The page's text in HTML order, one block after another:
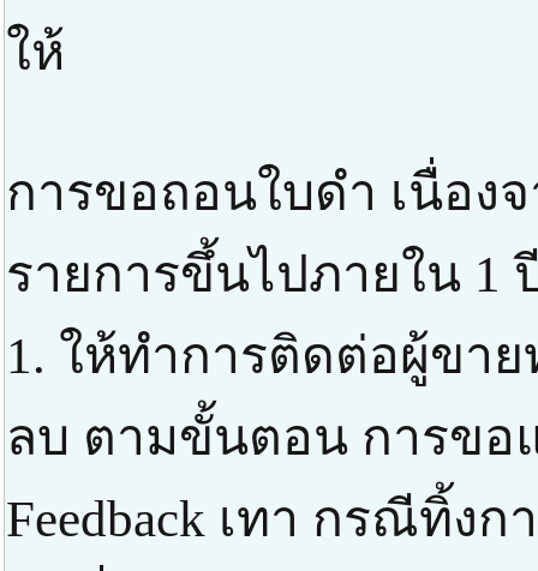
ให้
การขอถอนใบดำ เนื่อง
รายการขึ้นไปภายใน 1
1. ให้ทำการติดต่อผู้ขาย
ลบ ตามขั้นตอน การขอแ
Feedback เทา กรณีทิ้งก